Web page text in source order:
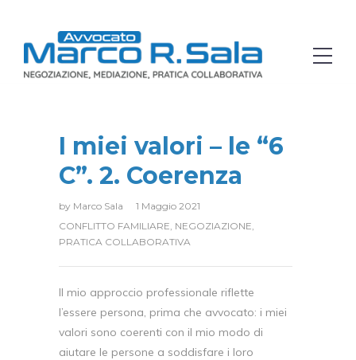
I miei valori – le “6
C”. 2. Coerenza
by Marco Sala
1 Maggio 2021
CONFLITTO FAMILIARE, NEGOZIAZIONE,
PRATICA COLLABORATIVA
Il mio approccio professionale riflette
l’essere persona, prima che avvocato: i miei
valori sono coerenti con il mio modo di
aiutare le persone a soddisfare i loro